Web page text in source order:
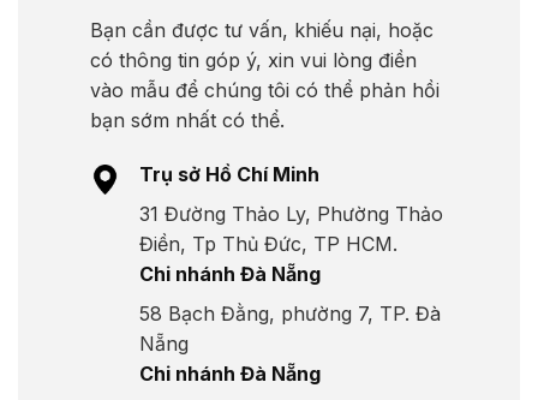
Bạn cần được tư vấn, khiếu nại, hoặc
có thông tin góp ý, xin vui lòng điền
vào mẫu để chúng tôi có thể phản hồi
bạn sớm nhất có thể.
Trụ sở Hồ Chí Minh
31 Đường Thảo Ly, Phường Thảo
Điền, Tp Thủ Đức, TP HCM.
Chi nhánh Đà Nẵng
58 Bạch Đằng, phường 7, TP. Đà
Nẵng
Chi nhánh Đà Nẵng